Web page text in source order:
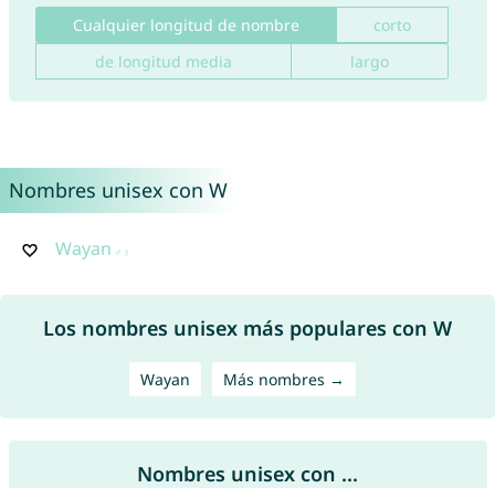
Cualquier longitud de nombre
corto
de longitud media
largo
Nombres unisex con W
Wayan
Los nombres unisex más populares con W
Wayan Más nombres →
Nombres unisex con ...